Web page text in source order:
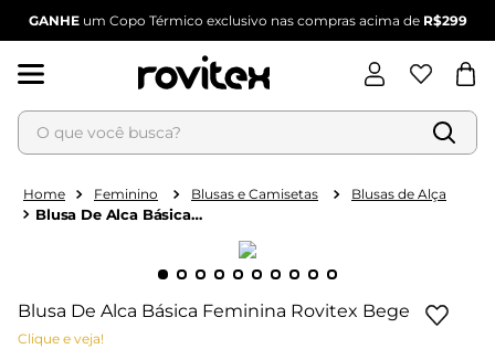
GANHEum Copo Térmico exclusivo nas compras acima de R$299
O que você busca?
Feminino Blusas e Camisetas Blusas de Alça
Blusa De Alca Básica
Blusa De Alca Básica Feminina Rovitex Bege
Clique e veja!
Termos mais buscados
4º
dianna